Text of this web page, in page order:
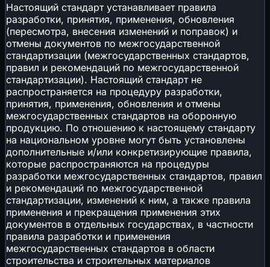
Настоящий стандарт устанавливает правила
разработки, принятия, применения, обновления
(пересмотра, внесения изменений и поправок) и
отмены документов по межгосударственной
стандартизации (межгосударственных стандартов,
правил и рекомендаций по межгосударственной
стандартизации). Настоящий стандарт не
распространяется на процедуру разработки,
принятия, применения, обновления и отмены
межгосударственных стандартов на оборонную
продукцию. По отношению к настоящему стандарту
на национальном уровне могут быть установлены
дополнительные и/или конкретизирующие правила,
которые распространяются на процедуры
разработки межгосударственных стандартов, правил
и рекомендаций по межгосударственной
стандартизации, изменений к ним, а также правила
применения и прекращения применения этих
документов в отдельных государствах, в частности
правила разработки и применения
межгосударственных стандартов в области
строительства и строительных материалов